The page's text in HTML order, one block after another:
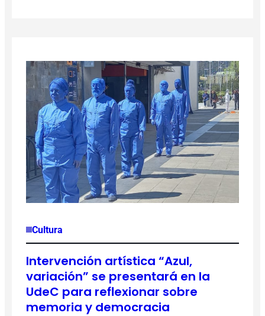
Cultura
Intervención artística “Azul,
variación” se presentará en la
UdeC para reflexionar sobre
memoria y democracia